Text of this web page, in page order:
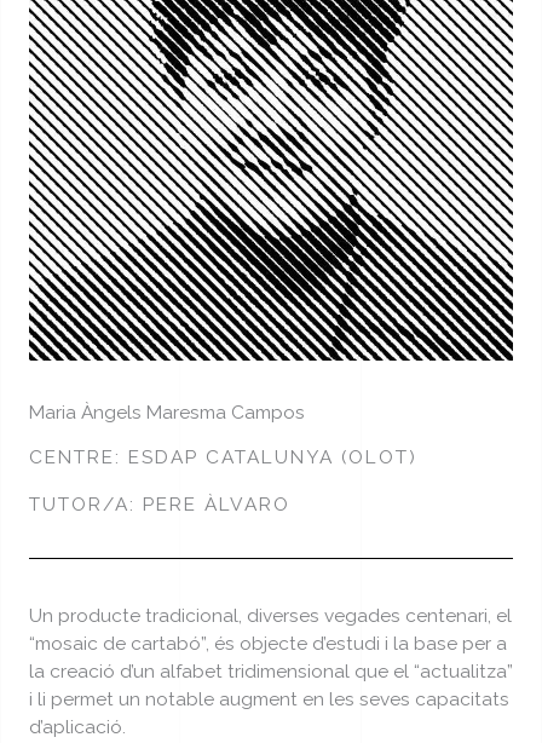
Maria Àngels Maresma Campos
CENTRE: ESDAP CATALUNYA (OLOT)
TUTOR/A: PERE ÀLVARO
Un producte tradicional, diverses vegades centenari, el
“mosaic de cartabó”, és objecte d’estudi i la base per a
la creació d’un alfabet tridimensional que el “actualitza”
i li permet un notable augment en les seves capacitats
d’aplicació.